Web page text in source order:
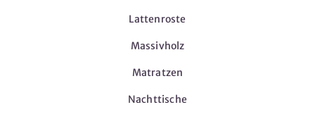
Lattenroste
Massivholz
Matratzen
Nachttische